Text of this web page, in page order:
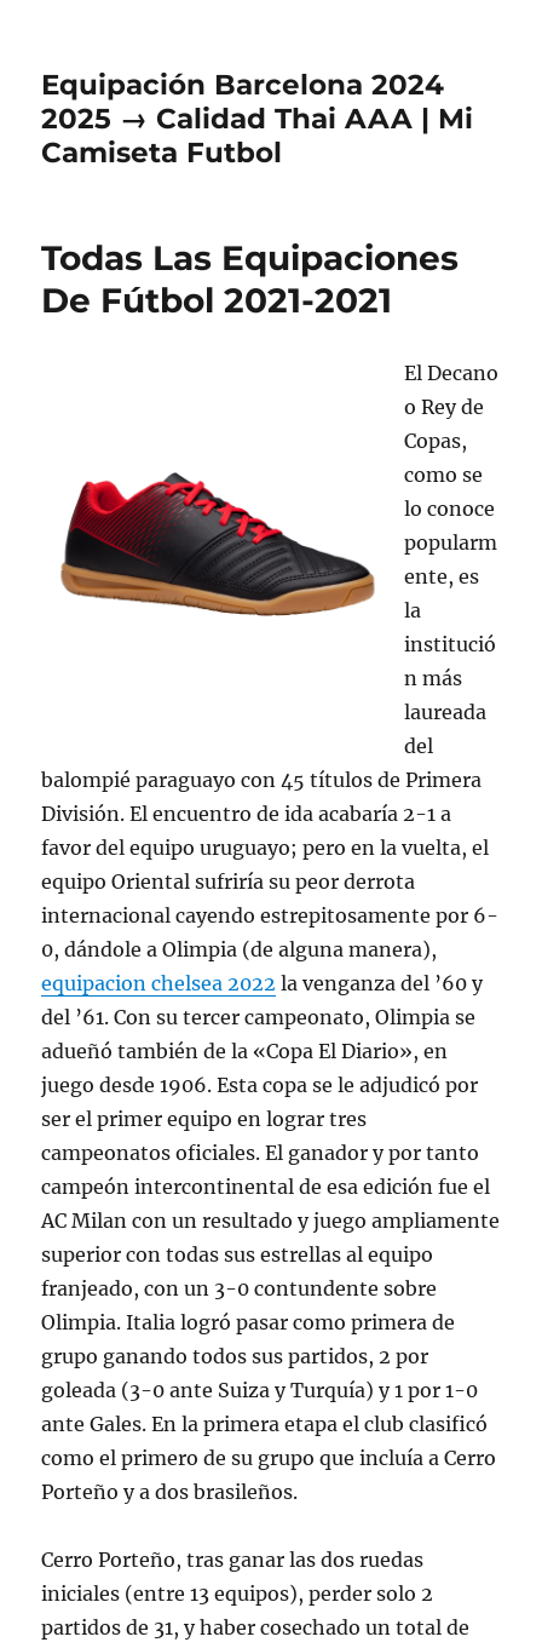
Equipación Barcelona 2024
2025 → Calidad Thai AAA | Mi
Camiseta Futbol
Todas Las Equipaciones
De Fútbol 2021-2021
El Decano
o Rey de
Copas,
como se
lo conoce
popularm
ente, es
la
institució
n más
laureada
del
balompié paraguayo con 45 títulos de Primera
División. El encuentro de ida acabaría 2-1 a
favor del equipo uruguayo; pero en la vuelta, el
equipo Oriental sufriría su peor derrota
internacional cayendo estrepitosamente por 6-
0, dándole a Olimpia (de alguna manera),
equipacion chelsea 2022 la venganza del ’60 y
del ’61. Con su tercer campeonato, Olimpia se
adueñó también de la «Copa El Diario», en
juego desde 1906. Esta copa se le adjudicó por
ser el primer equipo en lograr tres
campeonatos oficiales. El ganador y por tanto
campeón intercontinental de esa edición fue el
AC Milan con un resultado y juego ampliamente
superior con todas sus estrellas al equipo
franjeado, con un 3-0 contundente sobre
Olimpia. Italia logró pasar como primera de
grupo ganando todos sus partidos, 2 por
goleada (3-0 ante Suiza y Turquía) y 1 por 1-0
ante Gales. En la primera etapa el club clasificó
como el primero de su grupo que incluía a Cerro
Porteño y a dos brasileños.
Cerro Porteño, tras ganar las dos ruedas
iniciales (entre 13 equipos), perder solo 2
partidos de 31, y haber cosechado un total de